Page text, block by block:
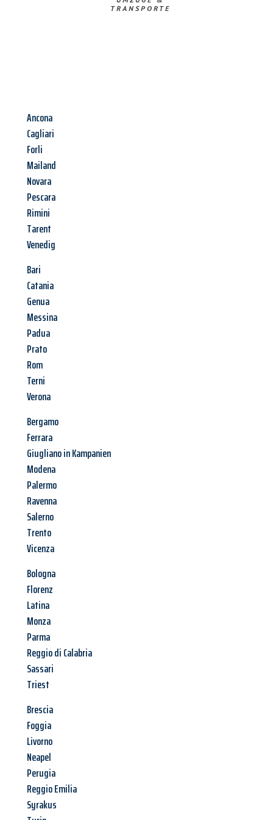
TRANSPORTE
Ancona
Cagliari
Forli
Mailand
Novara
Pescara
Rimini
Tarent
Venedig
Bari
Catania
Genua
Messina
Padua
Prato
Rom
Terni
Verona
Bergamo
Ferrara
Giugliano in Kampanien
Modena
Palermo
Ravenna
Salerno
Trento
Vicenza
Bologna
Florenz
Latina
Monza
Parma
Reggio di Calabria
Sassari
Triest
Brescia
Foggia
Livorno
Neapel
Perugia
Reggio Emilia
Syrakus